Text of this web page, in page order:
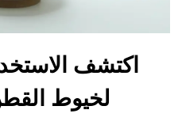
اكتشف
لخيوط